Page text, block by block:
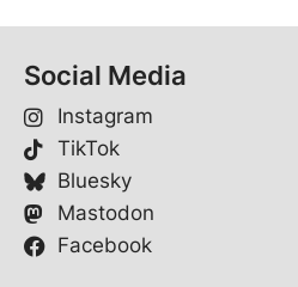
Social Media
Instagram
TikTok
Bluesky
Mastodon
Facebook